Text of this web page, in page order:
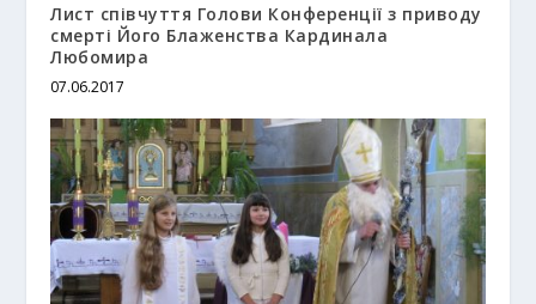
Лист співчуття Голови Конференції з приводу
смерті Його Блаженства Кардинала
Любомира
07.06.2017